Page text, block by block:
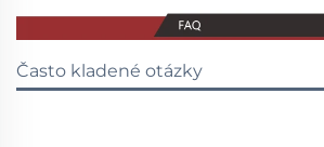
Často kladené otázky